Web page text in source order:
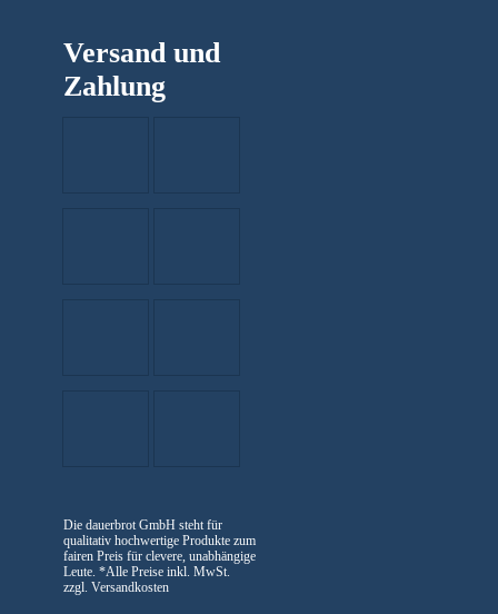
Versand und
Zahlung
Die dauerbrot GmbH steht für
qualitativ hochwertige Produkte zum
fairen Preis für clevere, unabhängige
Leute. *Alle Preise inkl. MwSt.
zzgl. Versandkosten